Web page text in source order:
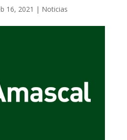
16, 2021 | Noticias